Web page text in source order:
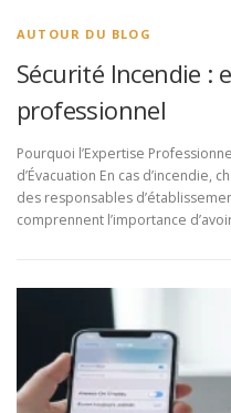
AUTOUR DU BLOG
Sécurité Incendie :
professionnel
Pourquoi l’Expertise
d’Évacuation En cas d’incendie,
des responsables
comprennent l’importance